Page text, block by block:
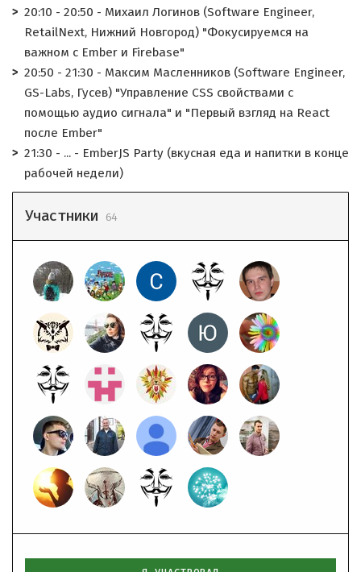
20:10 - 20:50 - Михаил Логинов (Software Engineer,
RetailNext, Нижний Новгород) "Фокусируемся на
важном с Ember и Firebase"
20:50 - 21:30 - Максим Масленников (Software Engineer,
GS-Labs, Гусев) "Управление CSS свойствами с
помощью аудио сигнала" и "Первый взгляд на React
после Ember"
21:30 - ... - EmberJS Party (вкусная еда и напитки в конце
рабочей недели)
Участники 64